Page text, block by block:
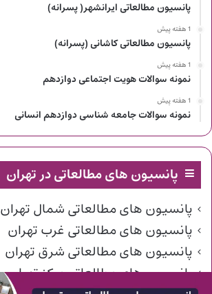
پانسیون مطالعاتی ایرانشهر( پسرانه)
1 هفته پیش
پانسیون مطالعاتی کاشانی (پسرانه)
1 هفته پیش
نمونه سوالات هویت اجتماعی دوازدهم
1 هفته پیش
نمونه سوالات جامعه شناسی دوازدهم انسانی
پانسیون های مطالعاتی در تهران
پانسیون های مطالعاتی شمال تهران
پانسیون های مطالعاتی غرب تهران
پانسیون های مطالعاتی شرق تهران
پانسیون های مطالعاتی مرکز تهران